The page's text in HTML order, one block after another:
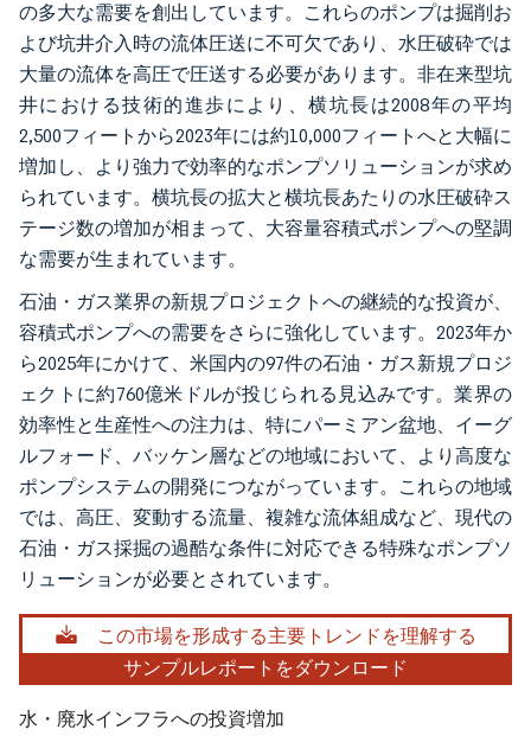
の多大な需要を創出しています。これらのポンプは掘削お
よび坑井介入時の流体圧送に不可欠であり、水圧破砕では
大量の流体を高圧で圧送する必要があります。非在来型坑
井における技術的進歩により、横坑長は2008年の平均
2,500フィートから2023年には約10,000フィートへと大幅に
増加し、より強力で効率的なポンプソリューションが求め
られています。横坑長の拡大と横坑長あたりの水圧破砕ス
テージ数の増加が相まって、大容量容積式ポンプへの堅調
な需要が生まれています。
石油・ガス業界の新規プロジェクトへの継続的な投資が、
容積式ポンプへの需要をさらに強化しています。2023年か
ら2025年にかけて、米国内の97件の石油・ガス新規プロジ
ェクトに約760億米ドルが投じられる見込みです。業界の
効率性と生産性への注力は、特にパーミアン盆地、イーグ
ルフォード、バッケン層などの地域において、より高度な
ポンプシステムの開発につながっています。これらの地域
では、高圧、変動する流量、複雑な流体組成など、現代の
石油・ガス採掘の過酷な条件に対応できる特殊なポンプソ
リューションが必要とされています。
この市場を形成する主要トレンドを理解する
サンプルレポートをダウンロード
水・廃水インフラへの投資増加